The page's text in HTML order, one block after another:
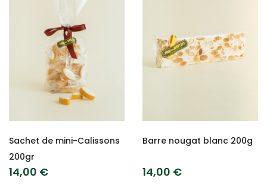
Sachet de mini-Calissons
200gr
14,00 €
Barre nougat blanc 200g
14,00 €